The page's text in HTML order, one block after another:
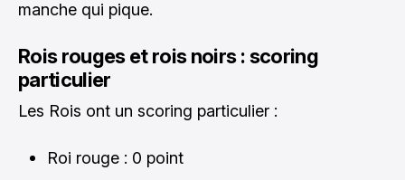
manche qui pique.
Rois rouges et rois noirs : scoring
particulier
Les Rois ont un scoring particulier :
Roi rouge : 0 point